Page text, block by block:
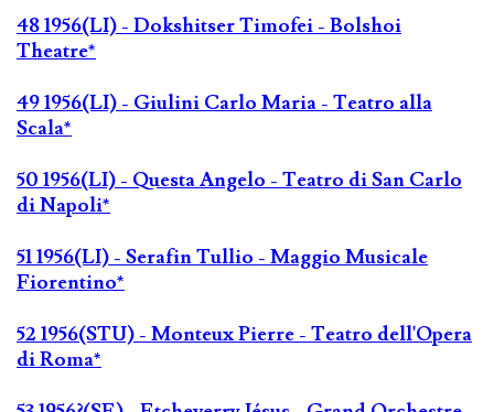
48 1956(LI) - Dokshitser Timofei - Bolshoi
Theatre*
49 1956(LI) - Giulini Carlo Maria - Teatro alla
Scala*
50 1956(LI) - Questa Angelo - Teatro di San Carlo
di Napoli*
51 1956(LI) - Serafin Tullio - Maggio Musicale
Fiorentino*
52 1956(STU) - Monteux Pierre - Teatro dell'Opera
di Roma*